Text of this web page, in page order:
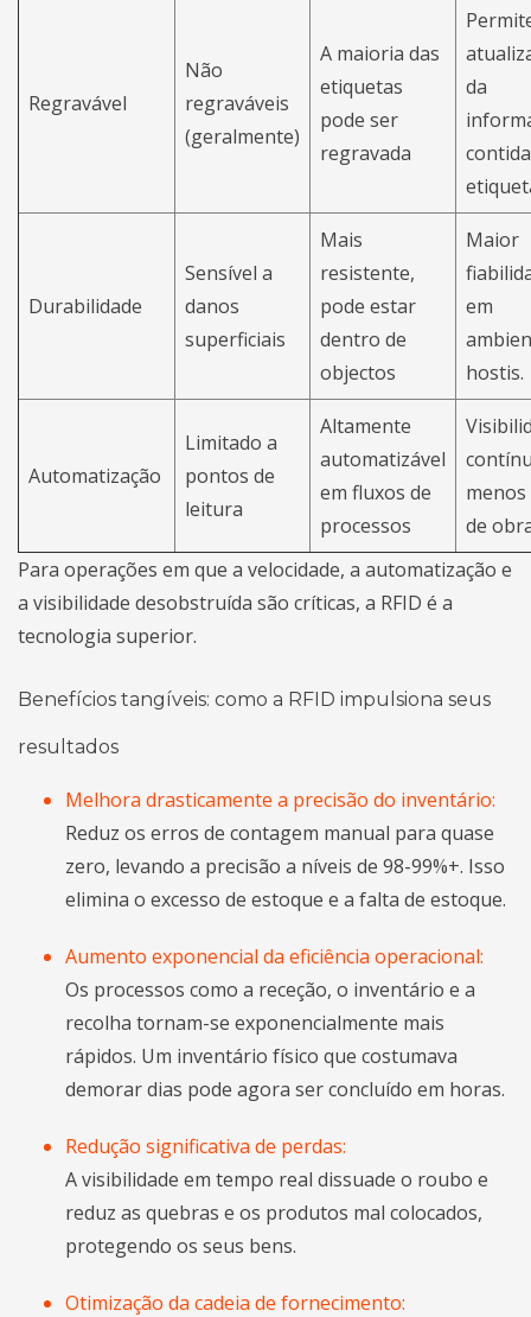
Regravável
Não
regraváveis
(geralmente)
A maioria das
etiquetas
pode ser
regravada
da
Durabilidade
Sensível a
danos
superficiais
Mais
resistente,
pode estar
dentro de
objectos
Maior
em
hostis.
Automatização
Limitado a
pontos de
leitura
Altamente
automatizável
em fluxos de
processos
de
Para operações em que a velocidade, a automatização e
a visibilidade desobstruída são críticas, a RFID é a
tecnologia superior.
Benefícios tangíveis: como a RFID impulsiona seus
resultados
Melhora drasticamente a precisão do inventário:
Reduz os erros de contagem manual para quase
zero, levando a precisão a níveis de 98-99%+. Isso
elimina o excesso de estoque e a falta de estoque.
Aumento exponencial da eficiência operacional:
Os processos como a receção, o inventário e a
recolha tornam-se exponencialmente mais
rápidos. Um inventário físico que costumava
demorar dias pode agora ser concluído em horas.
Redução significativa de perdas:
A visibilidade em tempo real dissuade o roubo e
reduz as quebras e os produtos mal colocados,
protegendo os seus bens.
Otimização da cadeia de fornecimento: